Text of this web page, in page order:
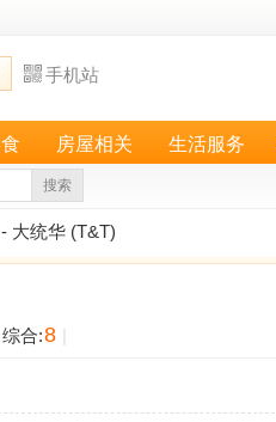
手机站
房屋相关 生活服务
搜索
大统华 (T&T)
综合:8